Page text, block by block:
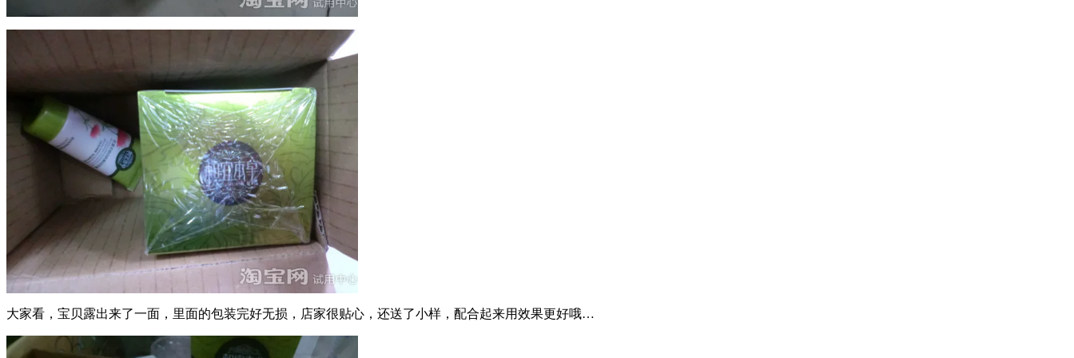
大家看，宝贝露出来了一面，里面的包装完好无损，店家很贴心，还送了小样，配合起来用效果更好哦…